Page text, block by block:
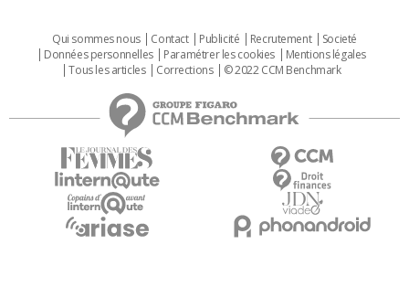
Qui sommes nous Contact Publicité Recrutement
Societé
Données personnelles
Paramétrer les cookies
Mentions légales
Tous les articles
Corrections © 2022 CCM Benchmark